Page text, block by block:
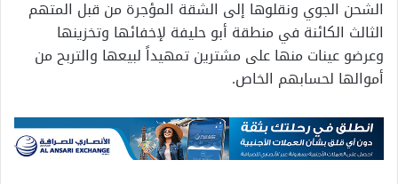
الشحن الجوي ونقلوها إلى الشقة المؤجرة من قبل المتهم
الثالث الكائنة في منطقة أبو حليفة لإخفائها وتخزينها
وعرضو عينات منها على مشترين تمهيداً لبيعها والتربح من
أموالها لحسابهم الخاص.